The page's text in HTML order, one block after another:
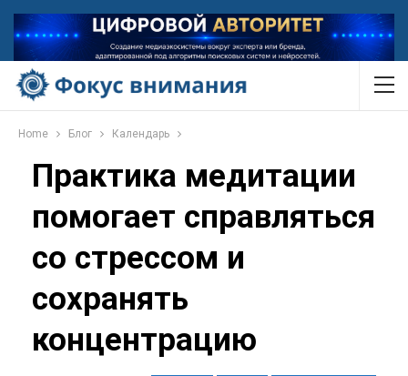
Home Блог Календарь
Практика медитации
помогает справляться
со стрессом и
сохранять
концентрацию